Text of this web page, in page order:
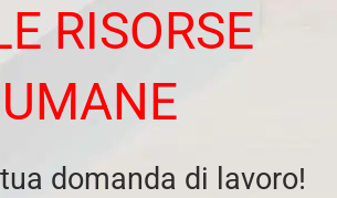
RISORSE
UMANE
domanda di lavoro!